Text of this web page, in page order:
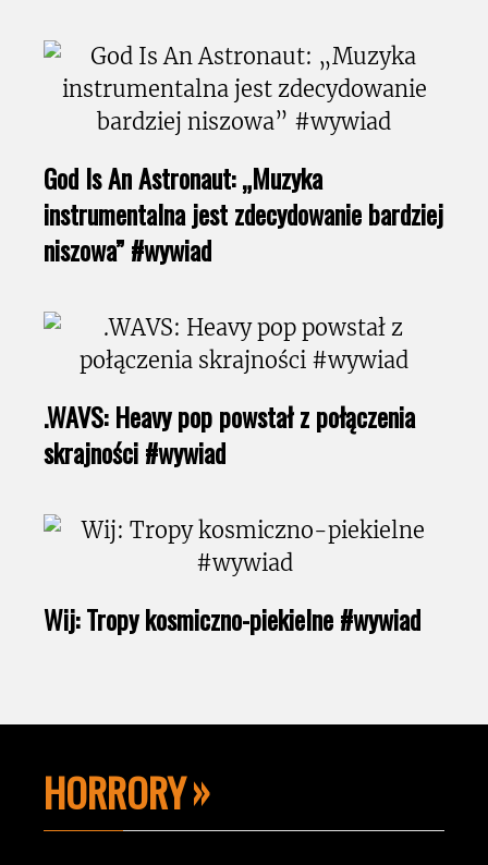
God Is An Astronaut: „Muzyka
instrumentalna jest zdecydowanie bardziej
niszowa” #wywiad
.WAVS: Heavy pop powstał z połączenia
skrajności #wywiad
Wij: Tropy kosmiczno-piekielne #wywiad
HORRORY